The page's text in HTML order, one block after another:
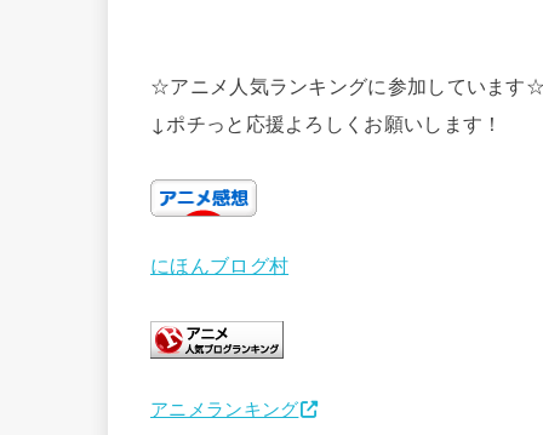
☆アニメ人気ランキングに参加しています
↓ポチっと応援よろしくお願いします！
にほんブログ村
アニメランキング